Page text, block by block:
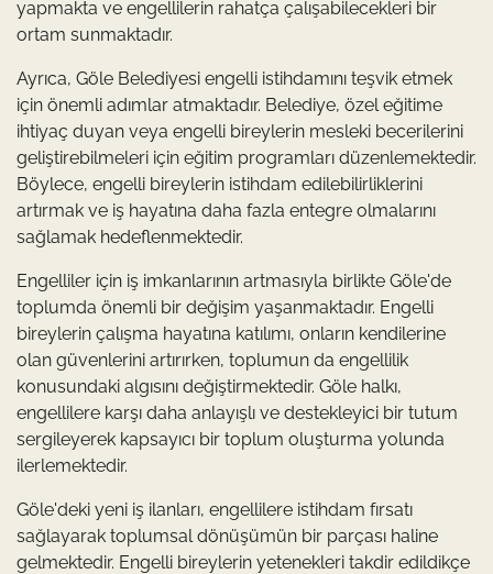
yapmakta ve engellilerin rahatça çalışabilecekleri bir
ortam sunmaktadır.
Ayrıca, Göle Belediyesi engelli istihdamını teşvik etmek
için önemli adımlar atmaktadır. Belediye, özel eğitime
ihtiyaç duyan veya engelli bireylerin mesleki becerilerini
geliştirebilmeleri için eğitim programları düzenlemektedir.
Böylece, engelli bireylerin istihdam edilebilirliklerini
artırmak ve iş hayatına daha fazla entegre olmalarını
sağlamak hedeflenmektedir.
Engelliler için iş imkanlarının artmasıyla birlikte Göle'de
toplumda önemli bir değişim yaşanmaktadır. Engelli
bireylerin çalışma hayatına katılımı, onların kendilerine
olan güvenlerini artırırken, toplumun da engellilik
konusundaki algısını değiştirmektedir. Göle halkı,
engellilere karşı daha anlayışlı ve destekleyici bir tutum
sergileyerek kapsayıcı bir toplum oluşturma yolunda
ilerlemektedir.
Göle'deki yeni iş ilanları, engellilere istihdam fırsatı
sağlayarak toplumsal dönüşümün bir parçası haline
gelmektedir. Engelli bireylerin yetenekleri takdir edildikçe